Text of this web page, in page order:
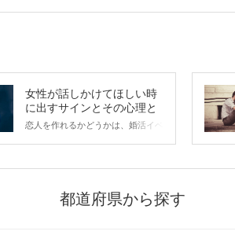
女性が話しかけてほしい時
に出すサインとその心理と
は？
恋人を作れるかどうかは、婚活イベ
から恋人作りを本格的に始めようと
している方は、女性が異性を求めて
都道府県から探す